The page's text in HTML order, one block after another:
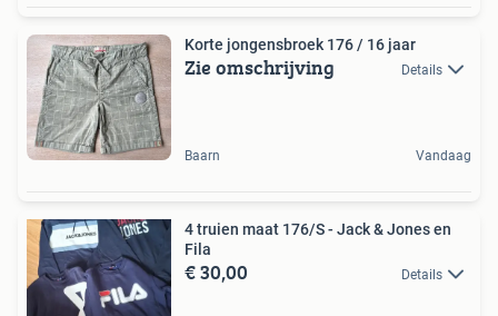
Korte jongensbroek 176 / 16 jaar
Zie omschrijving Details
Baarn Vandaag
4 truien maat 176/S - Jack & Jones en
Fila
€ 30,00 Details